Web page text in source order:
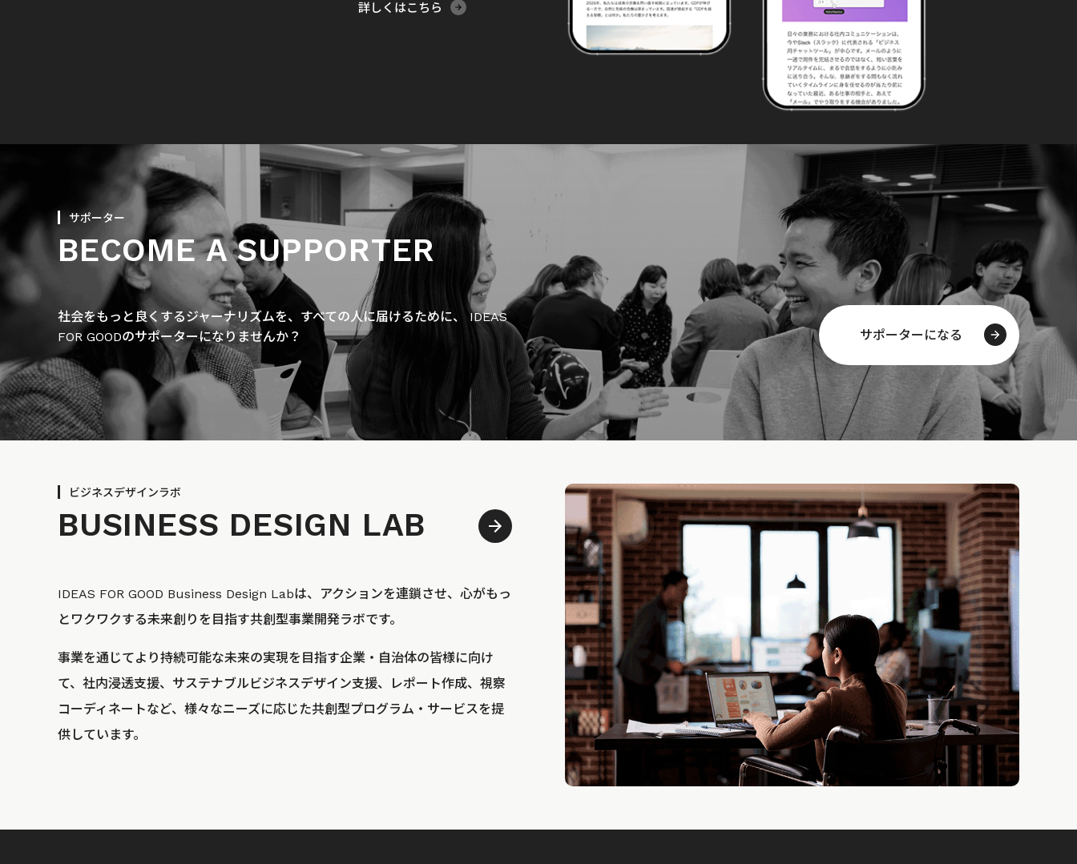
詳しくはこちら
サポーター
BECOME A SUPPORTER
社会をもっと良くするジャーナリズムを、すべての人に届けるために、 IDEAS
FOR GOODのサポーターになりませんか？
サポーターになる
ビジネスデザインラボ
BUSINESS DESIGN LAB
IDEAS FOR GOOD Business Design Labは、アクションを連鎖させ、心がもっ
とワクワクする未来創りを目指す共創型事業開発ラボです。
事業を通じてより持続可能な未来の実現を目指す企業・自治体の皆様に向け
て、社内浸透支援、サステナブルビジネスデザイン支援、レポート作成、視察
コーディネートなど、様々なニーズに応じた共創型プログラム・サービスを提
供しています。